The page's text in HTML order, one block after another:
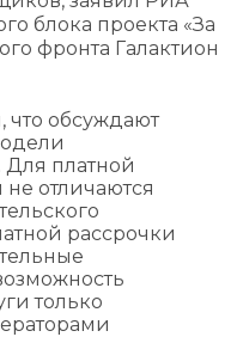
блока проекта «За
фронта Галактион
обсуждают
Для платной
отличаются
рассрочки
только